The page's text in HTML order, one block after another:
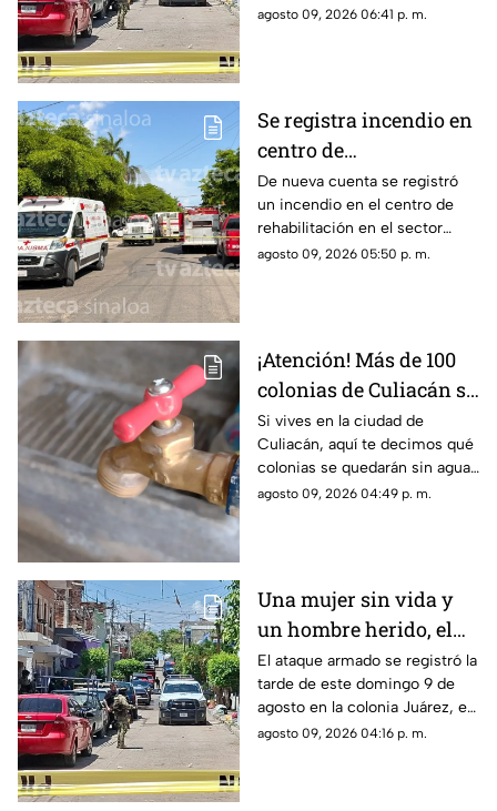
sin vida; esto pasó...
agosto 09, 2026 06:41 p. m.
Se registra incendio en
centro de
rehabilitación en Los
Mochis; hay un muerto
y varios heridos
De nueva cuenta se registró
un incendio en el centro de
rehabilitación en el sector
Centro; esto pasó...
agosto 09, 2026 05:50 p. m.
¡Atención! Más de 100
colonias de Culiacán se
quedarán SIN AGUA el
próximo MARTES
Si vives en la ciudad de
Culiacán, aquí te decimos qué
colonias se quedarán sin agua
el próximo martes 11 de
agosto 09, 2026 04:49 p. m.
Una mujer sin vida y
un hombre herido, el
saldo de un at4que
arm4d0 en Mazatlán
El ataque armado se registró la
tarde de este domingo 9 de
agosto en la colonia Juárez, en
la ciudad de Mazatlán
agosto 09, 2026 04:16 p. m.